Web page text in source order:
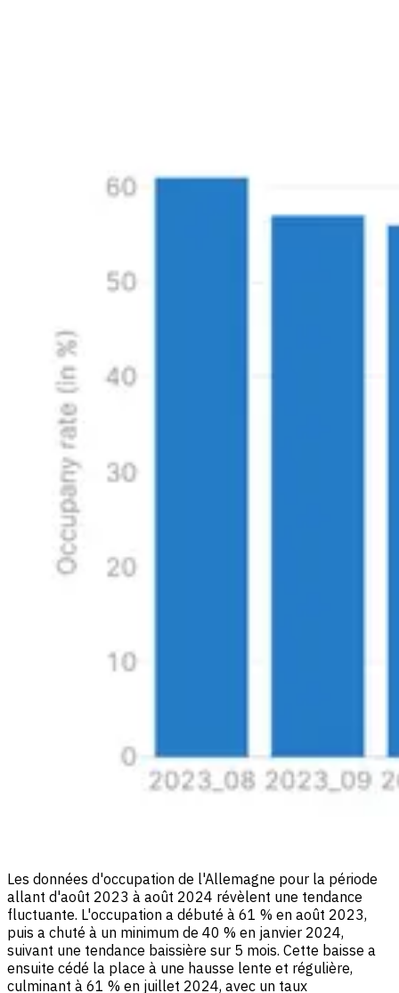
Les données d'occupation de l'Allemagne pour la période
allant d'août 2023 à août 2024 révèlent une tendance
fluctuante. L'occupation a débuté à 61 % en août 2023,
puis a chuté à un minimum de 40 % en janvier 2024,
suivant une tendance baissière sur 5 mois. Cette baisse a
ensuite cédé la place à une hausse lente et régulière,
culminant à 61 % en juillet 2024, avec un taux